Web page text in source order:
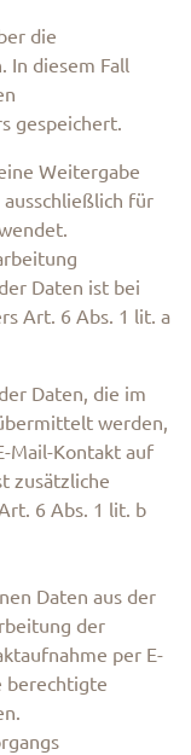
die
In diesem Fall
gespeichert.
Weitergabe
für
Daten ist bei
Art. 6 Abs. 1 lit. a
Daten, die im
werden,
Mail-Kontakt auf
zusätzliche
6 Abs. 1 lit. b
Daten aus der
der
per E-
berechtigte